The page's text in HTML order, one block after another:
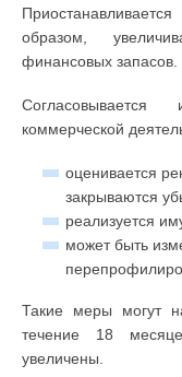
образом,
финансовых запасов.
коммерческой
оценивается
закрываются
реализуется
может быть
Такие меры могут
течение 18
увеличены.